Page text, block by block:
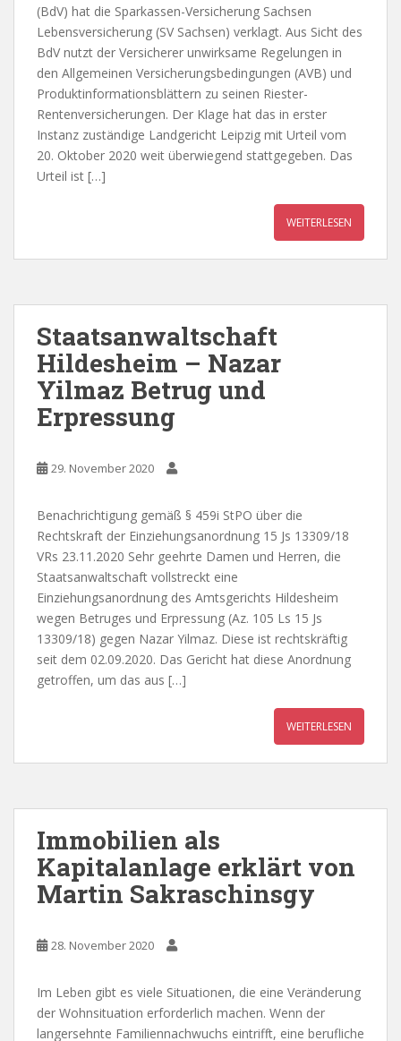
(BdV) hat die Sparkassen-Versicherung Sachsen
Lebensversicherung (SV Sachsen) verklagt. Aus Sicht des
BdV nutzt der Versicherer unwirksame Regelungen in
den Allgemeinen Versicherungsbedingungen (AVB) und
Produktinformationsblättern zu seinen Riester-
Rentenversicherungen. Der Klage hat das in erster
Instanz zuständige Landgericht Leipzig mit Urteil vom
20. Oktober 2020 weit überwiegend stattgegeben. Das
Urteil ist […]
WEITERLESEN
Staatsanwaltschaft
Hildesheim – Nazar
Yilmaz Betrug und
Erpressung
29. November 2020
Benachrichtigung gemäß § 459i StPO über die
Rechtskraft der Einziehungsanordnung 15 Js 13309/18
VRs 23.11.2020 Sehr geehrte Damen und Herren, die
Staatsanwaltschaft vollstreckt eine
Einziehungsanordnung des Amtsgerichts Hildesheim
wegen Betruges und Erpressung (Az. 105 Ls 15 Js
13309/18) gegen Nazar Yilmaz. Diese ist rechtskräftig
seit dem 02.09.2020. Das Gericht hat diese Anordnung
getroffen, um das aus […]
WEITERLESEN
Immobilien als
Kapitalanlage erklärt von
Martin Sakraschinsgy
28. November 2020
Im Leben gibt es viele Situationen, die eine Veränderung
der Wohnsituation erforderlich machen. Wenn der
langersehnte Familiennachwuchs eintrifft, eine berufliche